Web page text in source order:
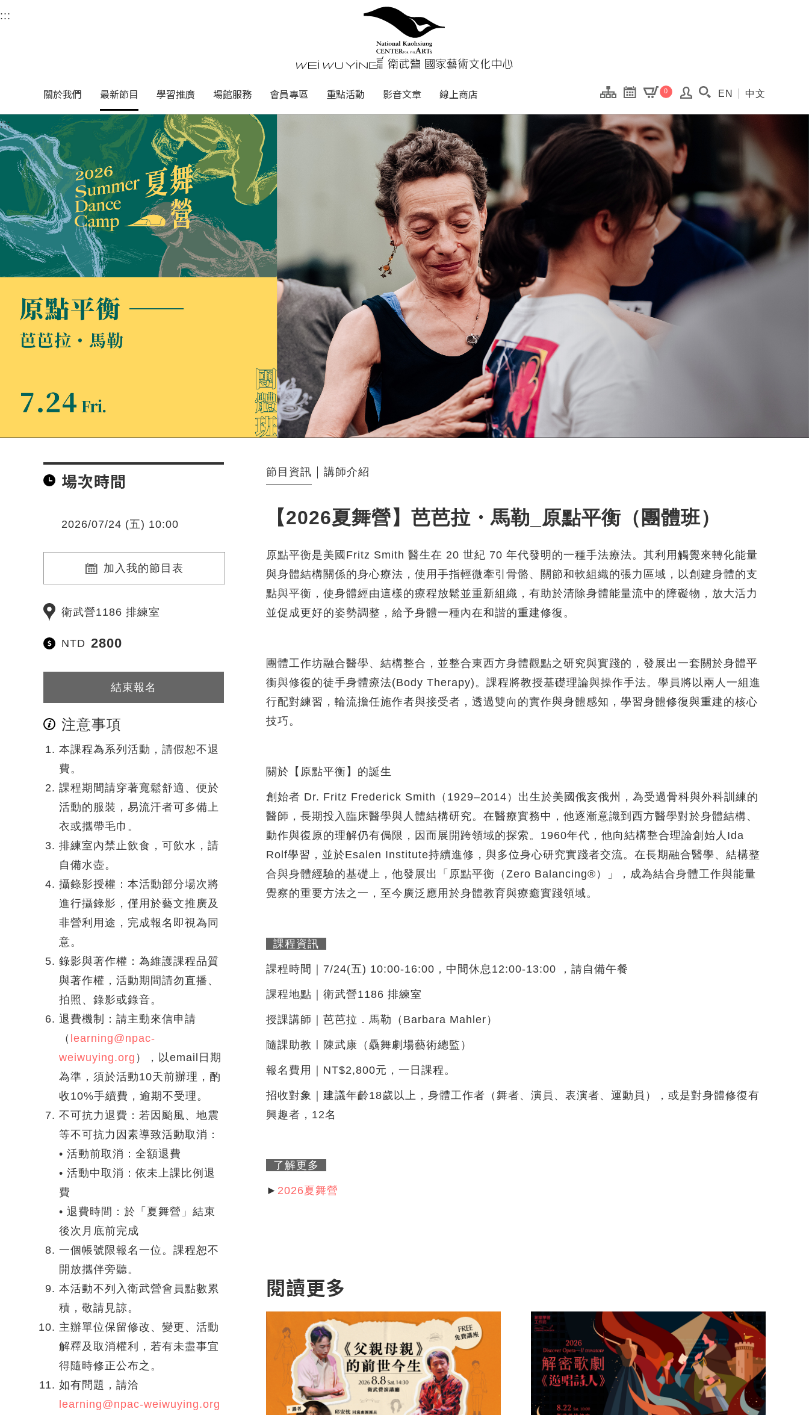
衛武營國家藝術文化中心
中央內容區塊，為本頁主要內容區。
::: 衛武營國家藝術文化中心 National
關於我們 最新節目 學習推廣 場館服務 會員專區 重點活動 影音文章 線上商店 0 搜尋(開啟搜尋視窗)
EN 中文
:::中央內容區塊，為本頁主要內容區。
場次時間
2026/07/24 (五) 10:00
加入我的節目表
衛武營1186 排練室
NTD 2800
結束報名
注意事項
本課程為系列活動，請假恕不退
費。
課程期間請穿著寬鬆舒適、便於
活動的服裝，易流汗者可多備上
衣或攜帶毛巾。
排練室內禁止飲食，可飲水，請
自備水壺。
攝錄影授權：本活動部分場次將
進行攝錄影，僅用於藝文推廣及
非營利用途，完成報名即視為同
意。
錄影與著作權：為維護課程品質
與著作權，活動期間請勿直播、
拍照、錄影或錄音。
退費機制：請主動來信申請
（ learning@npac-
weiwuying.org ），以email日期
為準，須於活動10天前辦理，酌
收10%手續費，逾期不受理。
不可抗力退費：若因颱風、地震
等不可抗力因素導致活動取消：
• 活動前取消：全額退費
• 活動中取消：依未上課比例退
費
• 退費時間：於「夏舞營」結束
後次月底前完成
一個帳號限報名一位。課程恕不
開放攜伴旁聽。
本活動不列入衛武營會員點數累
積，敬請見諒。
主辦單位保留修改、變更、活動
解釋及取消權利，若有未盡事宜
得隨時修正公布之。
如有問題，請洽
learning@npac-weiwuying.org
節目資訊 講師介紹
【2026夏舞營】芭芭拉・馬勒_原點平衡（團體班）
原點平衡是美國Fritz Smith 醫生在 20 世紀 70 年代發明的一種手法療法。其利用觸覺來轉化能量
與身體結構關係的身心療法，使用手指輕微牽引骨骼、關節和軟組織的張力區域，以創建身體的支
點與平衡，使身體經由這樣的療程放鬆並重新組織，有助於清除身體能量流中的障礙物，放大活力
並促成更好的姿勢調整，給予身體一種內在和諧的重建修復。
團體工作坊融合醫學、結構整合，並整合東西方身體觀點之研究與實踐的，發展出一套關於身體平
衡與修復的徒手身體療法(Body Therapy)。課程將教授基礎理論與操作手法。學員將以兩人一組進
行配對練習，輪流擔任施作者與接受者，透過雙向的實作與身體感知，學習身體修復與重建的核心
技巧。
關於【原點平衡】的誕生
創始者 Dr. Fritz Frederick Smith（1929–2014）出生於美國俄亥俄州，為受過骨科與外科訓練的
醫師，長期投入臨床醫學與人體結構研究。在醫療實務中，他逐漸意識到西方醫學對於身體結構、
動作與復原的理解仍有侷限，因而展開跨領域的探索。1960年代，他向結構整合理論創始人Ida
Rolf學習，並於Esalen Institute持續進修，與多位身心研究實踐者交流。在長期融合醫學、結構整
合與身體經驗的基礎上，他發展出「原點平衡（Zero Balancing®）」，成為結合身體工作與能量
覺察的重要方法之一，至今廣泛應用於身體教育與療癒實踐領域。
課程資訊
課程時間｜7/24(五) 10:00-16:00，中間休息12:00-13:00 ，請自備午餐
課程地點｜衛武營1186 排練室
授課講師｜芭芭拉．馬勒（Barbara Mahler）
隨課助教ㅣ陳武康（驫舞劇場藝術總監）
報名費用｜NT$2,800元，一日課程。
招收對象｜建議年齡18歲以上，身體工作者（舞者、演員、表演者、運動員），或是對身體修復有
興趣者，12名
了解更多
► 2026夏舞營
閱讀更多